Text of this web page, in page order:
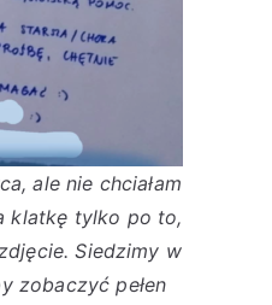
ale nie chciałam
klatkę tylko po to,
Siedzimy w
zobaczyć pełen